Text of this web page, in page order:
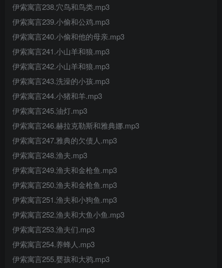
伊索寓言238.穴鸟和鸟类.mp3
伊索寓言239.小偷和公鸡.mp3
伊索寓言240.小偷和他的母亲.mp3
伊索寓言241.小山羊和狼.mp3
伊索寓言242.小山羊和狼.mp3
伊索寓言243.洗澡的小孩.mp3
伊索寓言244.小猪和羊.mp3
伊索寓言245.油灯.mp3
伊索寓言246.赫拉克勒斯和雅典娜.mp3
伊索寓言247.雅典的欠债人.mp3
伊索寓言248.渔夫.mp3
伊索寓言249.渔夫和金枪鱼.mp3
伊索寓言250.渔夫和金枪鱼.mp3
伊索寓言251.渔夫和小狗鱼.mp3
伊索寓言252.渔夫和大鱼小鱼.mp3
伊索寓言253.渔夫们.mp3
伊索寓言254.养蜂人.mp3
伊索寓言255.婴孩和大鸦.mp3